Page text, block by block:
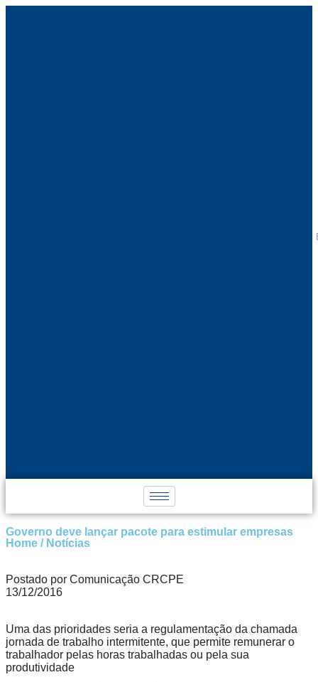
Governo deve lançar pacote para estimular empresas
Home / Notícias
Postado por Comunicação CRCPE
13/12/2016
Uma das prioridades seria a regulamentação da chamada
jornada de trabalho intermitente, que permite remunerar o
trabalhador pelas horas trabalhadas ou pela sua
produtividade